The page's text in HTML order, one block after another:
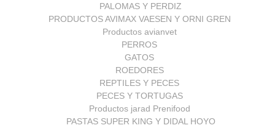
PALOMAS Y PERDIZ
PRODUCTOS AVIMAX VAESEN Y ORNI GREN
Productos avianvet
PERROS
GATOS
ROEDORES
REPTILES Y PECES
PECES Y TORTUGAS
Productos jarad Prenifood
PASTAS SUPER KING Y DIDAL HOYO